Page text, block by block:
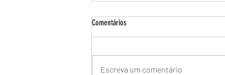
Comentários
Escreva um comentário